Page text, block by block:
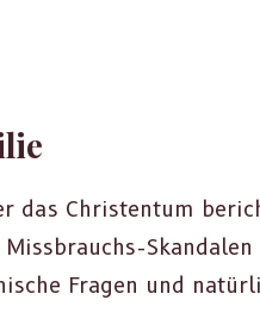
das Chris­ten­tum
Fra­gen und